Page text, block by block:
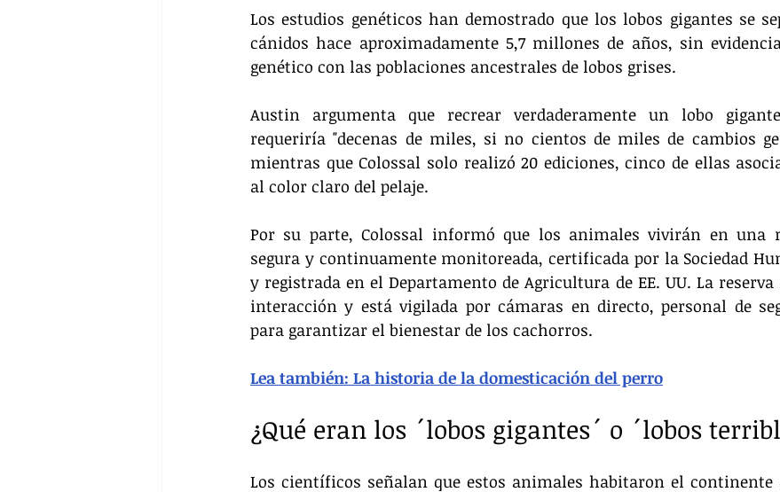
Los estudios genéticos han demostrado que los lobos gigantes se
cánidos hace aproximadamente 5,7 millones de años, sin
genético con las poblaciones ancestrales de lobos grises.
Austin argumenta que recrear verdaderamente un lobo
requeriría "decenas de miles, si no cientos de miles de cambios
mientras que Colossal solo realizó 20 ediciones, cinco de ellas
al color claro del pelaje.
Por su parte, Colossal informó que los animales vivirán en una
segura y continuamente monitoreada, certificada por la Sociedad
y registrada en el Departamento de Agricultura de EE. UU. La
interacción y está vigilada por cámaras en directo, personal de
para garantizar el bienestar de los cachorros.
Lea también: La historia de la domesticación del perro
¿Qué eran los ´lobos gigantes´ o ´lobos
Los científicos señalan que estos animales habitaron el continente